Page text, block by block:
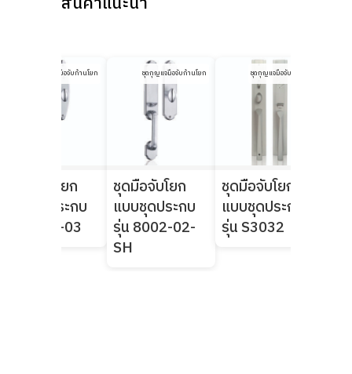
ชุดกุญแจมือจับก้านโยก
ชุดมือจับโยก
แบบชุดประกบ
รุ่น 8003-03
ชุดกุญแจมือจับก้านโยก
ชุดมือจับโยก
แบบชุดประกบ
รุ่น 8002-02-
SH
ชุดกุญแจมือจับก้านโยก
ชุดมือจับโยก
แบบชุดประกบ
รุ่น S3032